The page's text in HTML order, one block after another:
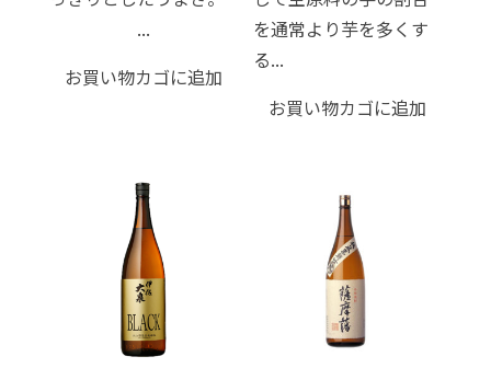
...
お買い物カゴに追加
を通常より芋を多くす
る...
お買い物カゴに追加